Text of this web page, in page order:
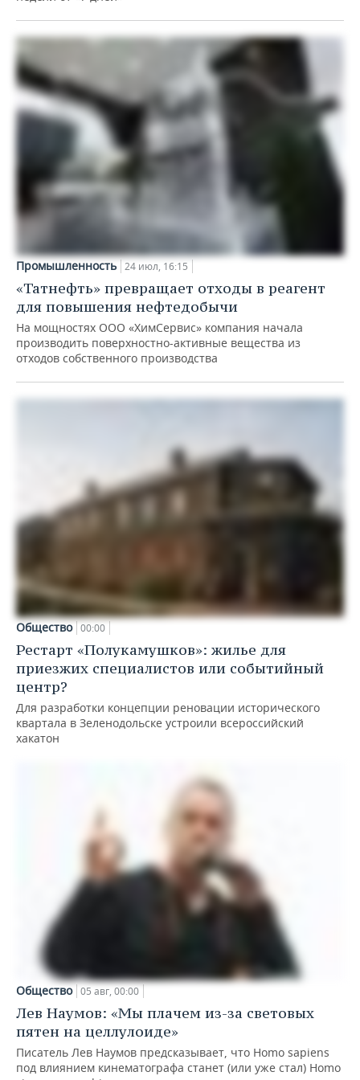
Промышленность 24 июл, 16:15
«Татнефть» превращает отходы в реагент
для повышения нефтедобычи
На мощностях ООО «ХимСервис» компания начала
производить поверхностно-активные вещества из
отходов собственного производства
Общество 00:00
Рестарт «Полукамушков»: жилье для
приезжих специалистов или событийный
центр?
Для разработки концепции реновации исторического
квартала в Зеленодольске устроили всероссийский
хакатон
Общество 05 авг, 00:00
Лев Наумов: «Мы плачем из-за световых
пятен на целлулоиде»
Писатель Лев Наумов предсказывает, что Homo sapiens
под влиянием кинематографа станет (или уже стал) Homo